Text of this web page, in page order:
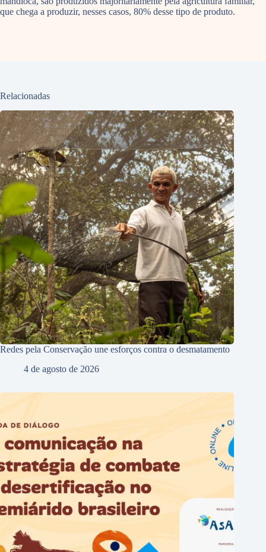
que chega a produzir, nesses casos, 80% desse tipo de produto.
Relacionadas
Redes pela Conservação une esforços contra o desmatamento
4 de agosto de 2026